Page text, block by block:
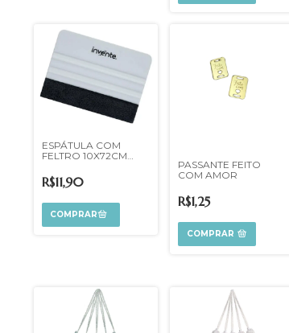
ESPÁTULA COM
FELTRO 10X72CM
R$11,90
PASSANTE FEITO
COM AMOR
R$1,25
COMPRAR